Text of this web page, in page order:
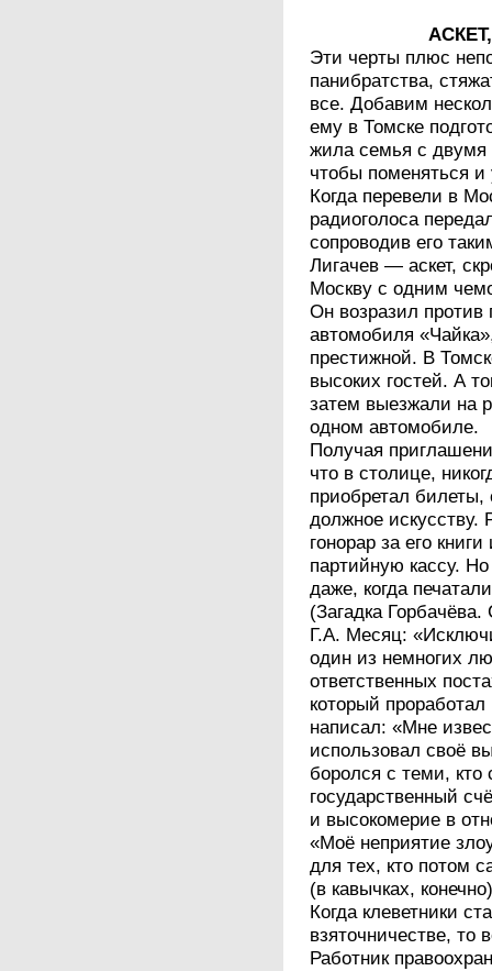
Эти черты плюс
панибратства,
все. Добавим
ему в Томске
жила семья с двумя
чтобы поменяться
Когда перевели в
радиоголоса
сопроводив его
Лигачев — аскет,
Москву с одним
Он возразил
автомобиля
престижной. В
высоких гостей. А
затем выезжали на
одном автомобиле.
Получая
что в столице,
приобретал билеты,
должное
гонорар за его
партийную кассу.
даже, когда
(Загадка
Г.А. Месяц:
один из немногих
ответственных
который
написал: «Мне
использовал своё
боролся с теми,
государственный
и высокомерие в
«Моё неприятие
для тех, кто потом
(в кавычках,
Когда клеветники
взяточничестве, то
Работник